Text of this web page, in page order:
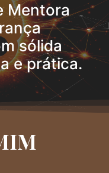
Mentora
sólida
e prática.